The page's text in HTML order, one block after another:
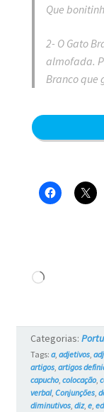
Que
2- O Gato
almofada.
Branco que
Carregando...
Categorias:
Tags: a, adjetivos,
artigos, artigos
capucho, colocação,
verbal, Conjunções,
diminutivos, diz, e,